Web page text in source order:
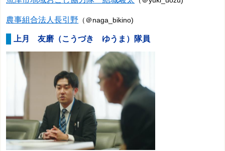
農事組合法人長引野 （＠naga_bikino)
上月 友磨（こうづき ゆうま）隊員